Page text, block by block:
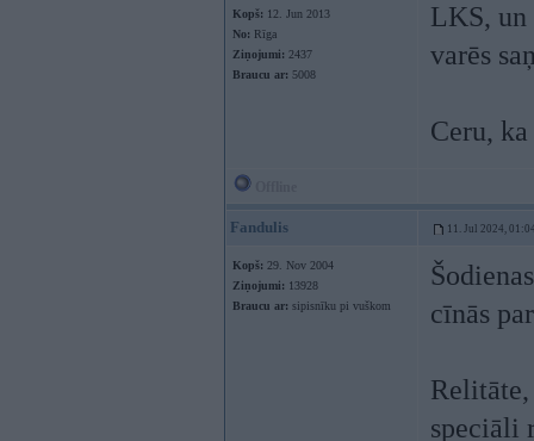
Kopš: 12. Jun 2013
No: Rīga
Ziņojumi: 2437
Braucu ar: 5008
LKS,
varēs
Ceru,
Fandulis 11. Jul 2024,
Kopš: 29. Nov 2004
Ziņojumi: 13928
Braucu ar: sipisnīku pi vuškom
cīnās
speciāli